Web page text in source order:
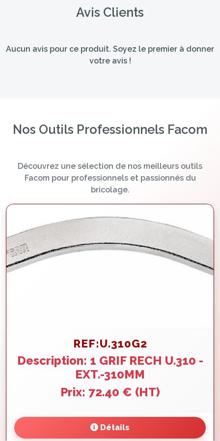
Avis Clients
Aucun avis pour ce produit. Soyez le premier à donner
votre avis !
Nos Outils Professionnels Facom
Découvrez une sélection de nos meilleurs outils
Facom pour professionnels et passionnés du
bricolage.
REF:U.310G2
Description: 1 GRIF RECH U.310 -
EXT.-310MM
Prix: 72.40 € (HT)
Détails